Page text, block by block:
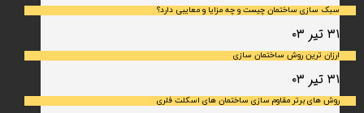
سبک سازی ساختمان چیست و چه مزایا و معایبی دارد؟
۳۱ تیر ۰۳
ارزان ترین روش ساختمان سازی
۳۱ تیر ۰۳
روش های برتر مقاوم سازی ساختمان های اسکلت فلری